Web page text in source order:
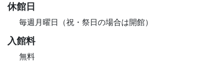
休館日
毎週月曜日（祝・祭日の場合は開館）
入館料
無料